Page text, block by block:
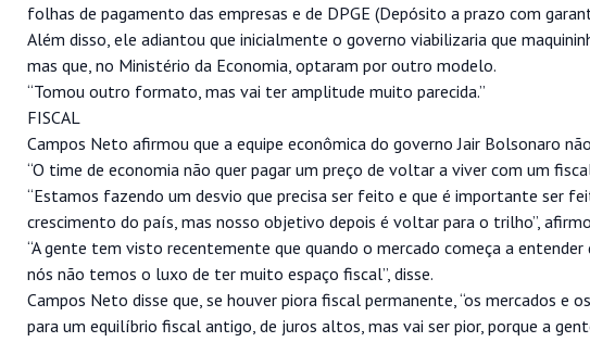
folhas de pagamento das empresas e de DPGE (Depósito a prazo com
Além disso, ele adiantou que inicialmente o governo viabilizaria que
mas que, no Ministério da Economia, optaram por outro modelo.
“Tomou outro formato, mas vai ter amplitude muito parecida.”
FISCAL
Campos Neto afirmou que a equipe econômica do governo Jair Bolsonaro
“O time de economia não quer pagar um preço de voltar a viver com um
“Estamos fazendo um desvio que precisa ser feito e que é importante ser
crescimento do país, mas nosso objetivo depois é voltar para o trilho”,
“A gente tem visto recentemente que quando o mercado começa a
nós não temos o luxo de ter muito espaço fiscal”, disse.
Campos Neto disse que, se houver piora fiscal permanente, “os mercados
para um equilíbrio fiscal antigo, de juros altos, mas vai ser pior, porque a